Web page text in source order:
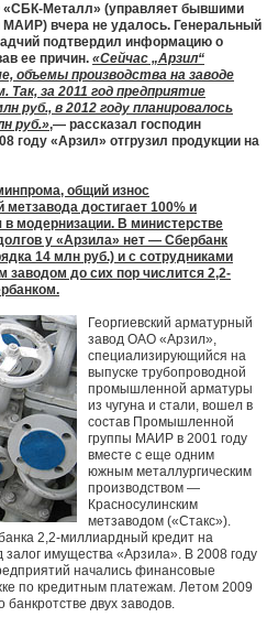
«СБК-Металл» (управляет бывшими
МАИР) вчера не удалось. Генеральный
подтвердил информацию о
ее причин. «Сейчас „Арзил“
производства на заводе
за 2011 год предприятие
руб., в 2012 году планировалось
руб.»,— рассказал господин
году «Арзил» отгрузил продукции на
общий износ
достигает 100% и
модернизации. В министерстве
у «Арзила» нет — Сбербанк
14 млн руб.) и с сотрудниками
заводом до сих пор числится 2,2-
Георгиевский арматурный
завод ОАО «Арзил»,
специализирующийся на
выпуске трубопроводной
промышленной арматуры
из чугуна и стали, вошел в
состав Промышленной
группы МАИР в 2001 году
вместе с еще одним
южным металлургическим
производством —
Красносулинским
метзаводом («Стакс»).
2,2-миллиардный кредит на
залог имущества «Арзила». В 2008 году
начались финансовые
по кредитным платежам. Летом 2009
банкротстве двух заводов.